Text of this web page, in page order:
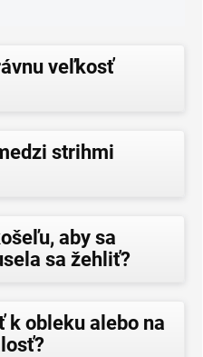
veľkosť
strihmi
aby sa
sa žehliť?
obleku alebo na